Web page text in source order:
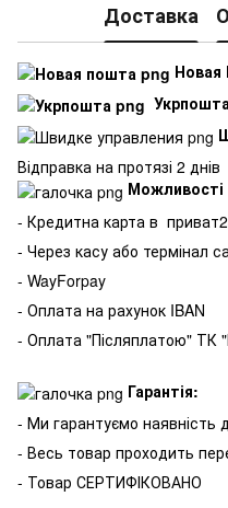
Доставка
Новая
Укрпошта
Відправка на протязі 2 днів
Можливості
- Кредитна карта в
- Через касу або термінал
- WayForpay
- Оплата на рахунок IBAN
- Оплата "Післяплатою" ТК
Гарантія:
- Ми гарантуємо наявність
- Весь товар проходить
- Товар СЕРТИФІКОВАНО